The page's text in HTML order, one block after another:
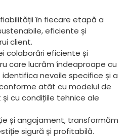
în fiecare etapă a
eficiente și
client.
colaborări eficiente și
care lucrăm îndeaproape cu
nevoile specifice și a
atât cu modelul de
cu condițiile tehnice ale
și angajament, transformăm
sigură și profitabilă.